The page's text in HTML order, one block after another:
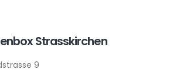
Strasskirchen
9